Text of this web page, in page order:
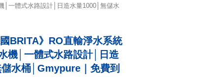
一體式水路設計│日造水量1000│無儲水
BRITA》RO直輸淨水系統
機│一體式水路設計│日造
水桶│Gmypure｜免費到